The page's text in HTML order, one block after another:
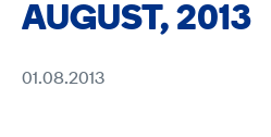
AUGUST, 2013
01.08.2013